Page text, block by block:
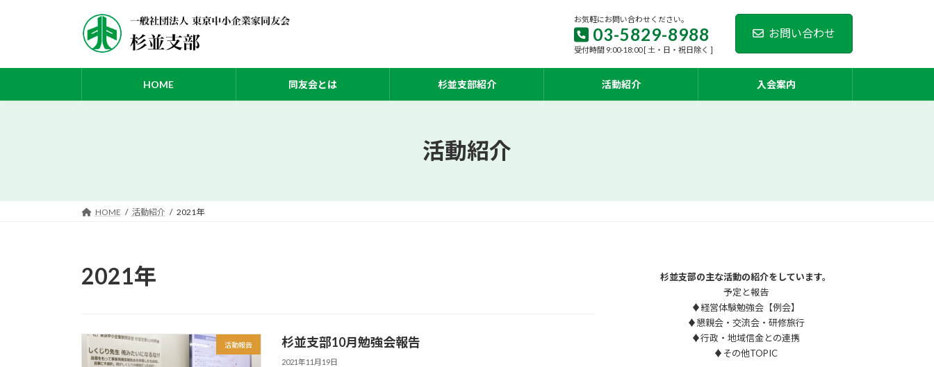
お気軽にお問い合わせください。
03-5829-8988
受付時間 9:00-18:00 [ 土・日・祝日除く ]
お問い合わせ
HOME 同友会とは 杉並支部紹介 活動紹介 入会案内
活動紹介
HOME 活動紹介 2021年
2021年
活動報告 杉並支部10月勉強会報告
2021年11月19日
杉並支部の主な活動の紹介をしています。
予定と報告
♦経営体験勉強会【例会】
♦懇親会・交流会・研修旅行
♦行政・地域信金との連携
♦その他TOPIC